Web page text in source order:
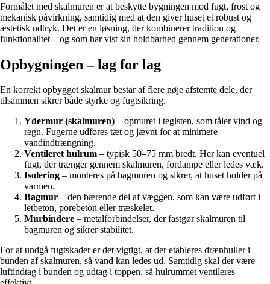
Formålet med skalmuren er at beskytte bygningen mod fugt, frost og
mekanisk påvirkning, samtidig med at den giver huset et robust og
æstetisk udtryk. Det er en løsning, der kombinerer tradition og
funktionalitet – og som har vist sin holdbarhed gennem generationer.
Opbygningen – lag for lag
En korrekt opbygget skalmur består af flere nøje afstemte dele, der
tilsammen sikrer både styrke og fugtsikring.
Ydermur (skalmuren) – opmuret i teglsten, som tåler vind og
regn. Fugerne udføres tæt og jævnt for at minimere
vandindtrængning.
Ventileret hulrum – typisk 50–75 mm bredt. Her kan eventuel
fugt, der trænger gennem skalmuren, fordampe eller ledes væk.
Isolering – monteres på bagmuren og sikrer, at huset holder på
varmen.
Bagmur – den bærende del af væggen, som kan være udført i
letbeton, porebeton eller træskelet.
Murbindere – metalforbindelser, der fastgør skalmuren til
bagmuren og sikrer stabilitet.
For at undgå fugtskader er det vigtigt, at der etableres drænhuller i
bunden af skalmuren, så vand kan ledes ud. Samtidig skal der være
luftindtag i bunden og udtag i toppen, så hulrummet ventileres